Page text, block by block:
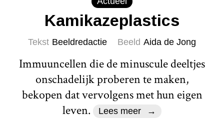
Kamikazeplastics
Tekst Beeldredactie Beeld Aida de Jong
Immuuncellen die de minuscule deeltjes
onschadelijk proberen te maken,
bekopen dat vervolgens met hun eigen
leven.
Lees meer